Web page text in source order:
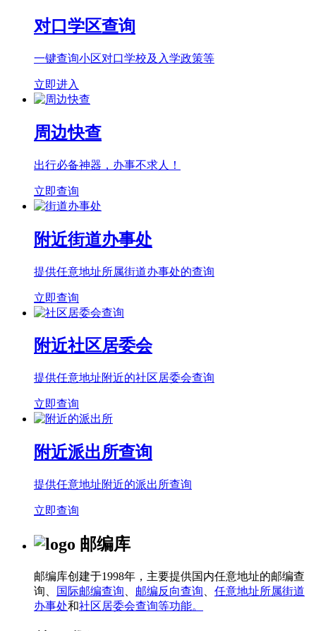
对口学区查询
一键查询小区对口学校及入学政策等
立即进入
周边快查
出行必备神器，办事不求人！
立即查询
附近街道办事处
提供任意地址所属街道办事处的查询
立即查询
附近社区居委会
提供任意地址附近的社区居委会查询
立即查询
附近派出所查询
提供任意地址附近的派出所查询
立即查询
邮编库
邮编库创建于1998年，主要提供国内任意地址的邮编查
询、
国际邮编查询 邮编反向查询
任意地址所属街道
办事处和社区居委会查询等功能。